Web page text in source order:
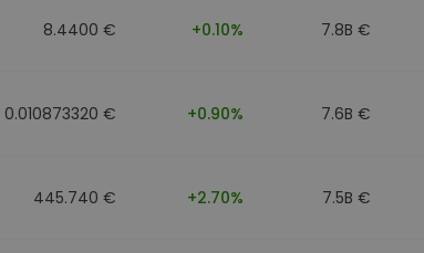
8.4400 € +0.10% 7.8B €
0.010873320 € +0.90% 7.6B €
445.740 € +2.70% 7.5B €